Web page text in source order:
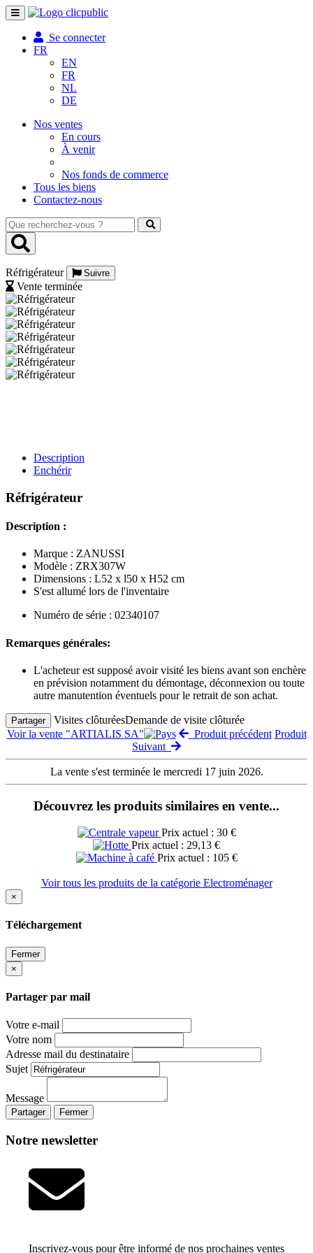
Toggle
navigation
Se connecter
FR
EN
FR
NL
DE
Nos ventes
En cours
À venir
Nos fonds de commerce
Tous les biens
Contactez-nous
Que
recherchez-
vous
Réfrigérateur
Suivre
Vente terminée
Description
Enchérir
Réfrigérateur
Description :
Marque : ZANUSSI
Modèle : ZRX307W
Dimensions : L52 x l50 x H52 cm
S'est allumé lors de l'inventaire
Numéro de série : 02340107
Remarques générales:
L'acheteur est supposé avoir visité les biens avant son enchère
en prévision notamment du démontage, déconnexion ou toute
autre manutention éventuels pour le retrait de son achat.
Partager Visites clôturéesDemande de visite clôturée
Voir la vente "ARTIALIS SA"
Produit précédent Produit
Suivant
La vente s'est terminée le mercredi 17 juin 2026.
Découvrez les produits similaires en vente...
Prix actuel : 30 €
Prix actuel : 29,13 €
Prix actuel : 105 €
Voir tous les produits de la catégorie Electroménager
×
Téléchargement
Fermer
×
Partager par mail
Votre e-mail
Votre nom
Adresse mail du destinataire
Sujet
Message
Partager Fermer
Notre newsletter
Inscrivez-vous pour être informé de nos prochaines ventes